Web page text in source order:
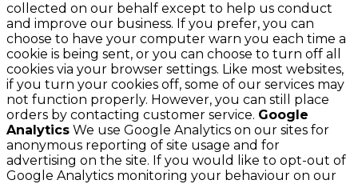
collected on our behalf except to help us conduct
and improve our business. If you prefer, you can
choose to have your computer warn you each time a
cookie is being sent, or you can choose to turn off all
cookies via your browser settings. Like most websites,
if you turn your cookies off, some of our services may
not function properly. However, you can still place
orders by contacting customer service. Google
Analytics We use Google Analytics on our sites for
anonymous reporting of site usage and for
advertising on the site. If you would like to opt-out of
Google Analytics monitoring your behaviour on our